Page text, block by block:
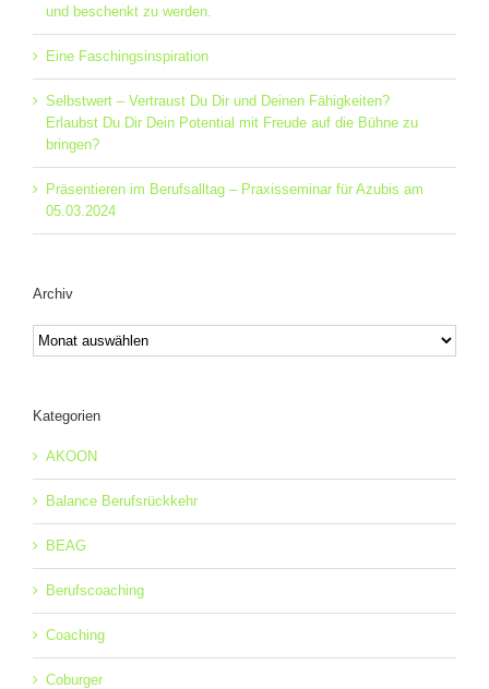
und beschenkt zu werden.
Eine Faschingsinspiration
Selbstwert – Vertraust Du Dir und Deinen Fähigkeiten?
Erlaubst Du Dir Dein Potential mit Freude auf die Bühne zu
bringen?
Präsentieren im Berufsalltag – Praxisseminar für Azubis am
05.03.2024
Archiv
Archiv
Kategorien
AKOON
Balance Berufsrückkehr
BEAG
Berufscoaching
Coaching
Coburger